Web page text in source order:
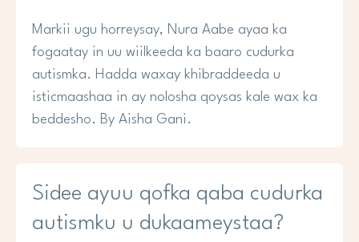
Markii ugu horreysay, Nura Aabe ayaa ka
fogaatay in uu wiilkeeda ka baaro cudurka
autismka. Hadda waxay khibraddeeda u
isticmaashaa in ay nolosha qoysas kale wax ka
beddesho. By Aisha Gani.
Sidee ayuu qofka qaba cudurka
autismku u dukaameystaa?